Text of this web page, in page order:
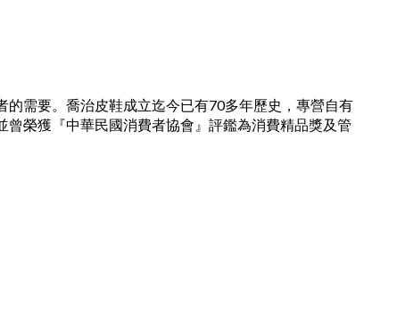
需要。喬治皮鞋成立迄今已有70多年歷史，專營自有
榮獲『中華民國消費者協會』評鑑為消費精品獎及管